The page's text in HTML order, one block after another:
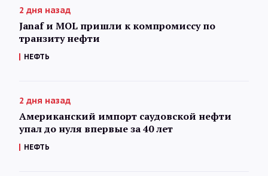
2 дня назад
Janaf и MOL пришли к компромиссу по
транзиту нефти
НЕФТЬ
2 дня назад
Американский импорт саудовской нефти
упал до нуля впервые за 40 лет
НЕФТЬ